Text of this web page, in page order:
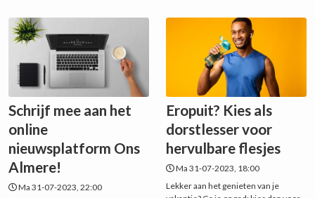
Schrijf mee aan het
online
nieuwsplatform Ons
Almere!
Ma 31-07-2023, 22:00
Eropuit? Kies als
dorstlesser voor
hervulbare flesjes
Ma 31-07-2023, 18:00
Lekker aan het genieten van je